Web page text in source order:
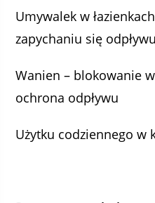
Umywalek w
zapychaniu się
Wanien – blokowanie
ochrona odpływu
Użytku codziennego w